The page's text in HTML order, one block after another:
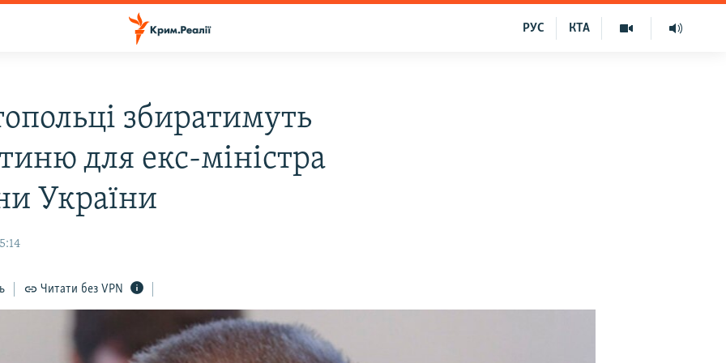
КТА
РУС
збиратимуть
для екс-міністра
України
Читати без VPN